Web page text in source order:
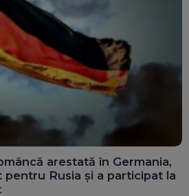
arestată în Germania,
Rusia și a participat la